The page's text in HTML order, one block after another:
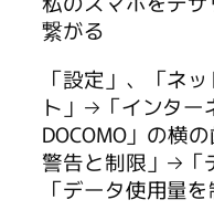
繋がる
「設定」、「ネ
ト」→「インター
DOCOMO」の横
警告と制限」→「
「データ使用量を